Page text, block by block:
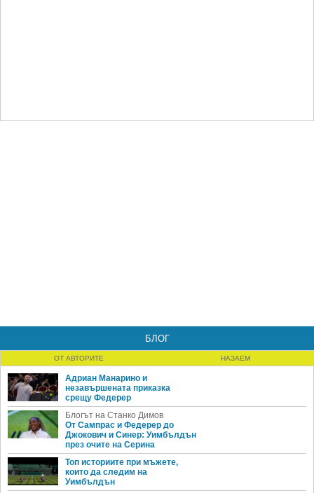
БЛОГ
ОТ АВТОРИТЕ НАЗАЕМ
Адриан Манарино и
незавършената приказка
срещу Федерер
Блогът на Станко Димов
От Сампрас и Федерер до
Джокович и Синер: Уимбълдън
през очите на Серина
Топ историите при мъжете,
които да следим на
Уимбълдън